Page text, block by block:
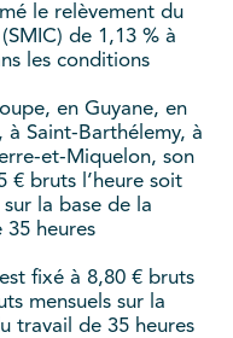
le relèvement du
de 1,13 % à
les conditions
en Guyane, en
à Saint-Barthélemy, à
et-Miquelon, son
€ bruts l’heure soit
la base de la
heures
fixé à 8,80 € bruts
mensuels sur la
travail de 35 heures